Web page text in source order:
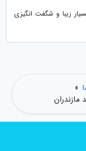
زیبا و شگفت انگیزی
»
مازندران